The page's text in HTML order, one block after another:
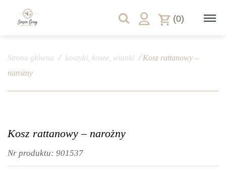
(0)
Strona główna / koszyki, kosze, wianki / Kosz rattanowy –
narożny
Kosz rattanowy – narożny
Nr produktu: 901537